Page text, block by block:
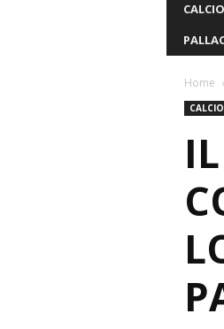
CALCIO
Home
CALCIO